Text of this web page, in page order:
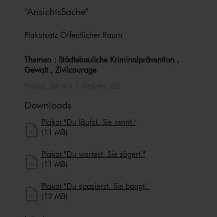
"AnsichtsSache"
Plakatsatz Öffentlicher Raum
Themen : Städ­te­bau­li­che Kri­mi­nal­prä­ven­ti­on ,
Gewalt , Zivilcourage
Downloads
Plakat "Du läufst. Sie rennt." herunterladen
Plakat "Du läufst. Sie rennt."
(11 MB)
Plakat "Du wartest. Sie zögert." herunterladen
Plakat "Du wartest. Sie zögert."
(11 MB)
Plakat "Du spazierst. Sie bangt." herunterladen
Plakat "Du spazierst. Sie bangt."
(12 MB)